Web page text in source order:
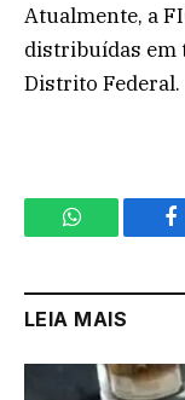
Atualmente, a
distribuídas em
Distrito Federal.
WhatsApp
LEIA MAIS